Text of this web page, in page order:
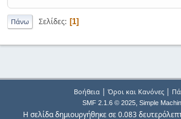
Πάνω Σελίδες 1
Βοήθεια| Όροι και Κανόνες|
SMF 2.1.6 © 2025 Simple
Η σελίδα δημιουργήθηκε σε 0.083